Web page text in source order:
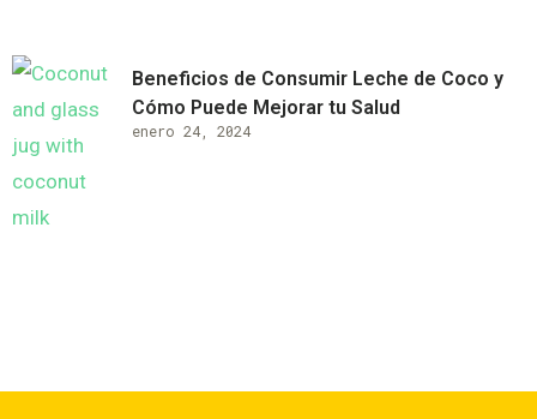
Beneficios de Consumir Leche de Coco y
Cómo Puede Mejorar tu Salud
enero 24, 2024